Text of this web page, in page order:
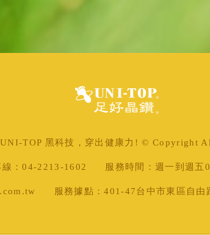
TOP 黑科技，穿出健康力! © Copyright
線：04-2213-1602 服務時間：週一到週五
服務據點：401-47台中市東區自